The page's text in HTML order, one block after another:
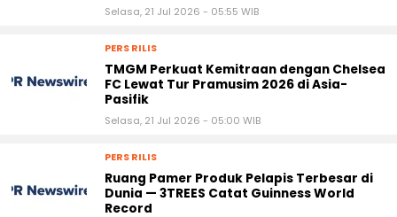
Selasa, 21 Jul 2026 - 05:55 WIB
PERS RILIS
TMGM Perkuat Kemitraan dengan Chelsea
FC Lewat Tur Pramusim 2026 di Asia-
Pasifik
Selasa, 21 Jul 2026 - 05:00 WIB
PERS RILIS
Ruang Pamer Produk Pelapis Terbesar di
Dunia — 3TREES Catat Guinness World
Record